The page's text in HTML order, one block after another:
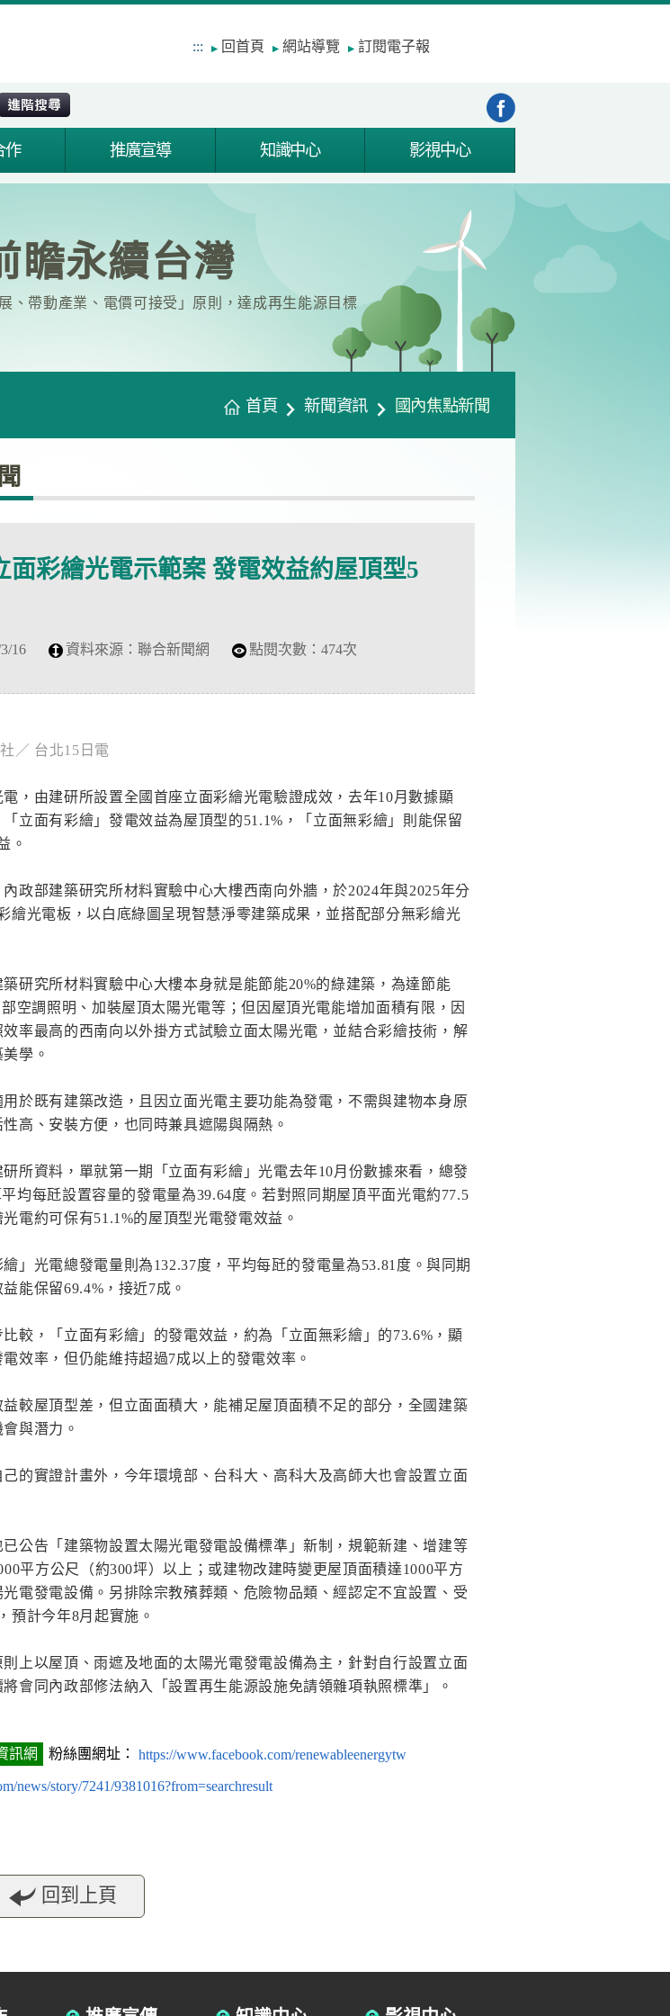
::: 回首頁 網站導覽 訂閱電子報
作 推廣宣導 知識中心 影視中心
瞻永續台灣
、帶動產業、電價可接受」原則，達成再生能源目標
首頁 新聞資訊 國內焦點新聞
面彩繪光電示範案 發電效益約屋頂型5
16 資料來源： 聯合新聞網 點閱次數： 474次
／ 台北15日電
，由建研所設置全國首座立面彩繪光電驗證成效，去年10月數據顯
立面有彩繪」發電效益為屋頂型的51.1%，「立面無彩繪」則能保留
。
政部建築研究所材料實驗中心大樓西南向外牆，於2024年與2025年分
繪光電板，以白底綠圖呈現智慧淨零建築成果，並搭配部分無彩繪光
研究所材料實驗中心大樓本身就是能節能20%的綠建築，為達節能
空調照明、加裝屋頂太陽光電等；但因屋頂光電能增加面積有限，因
率最高的西南向以外掛方式試驗立面太陽光電，並結合彩繪技術，解
學。
於既有建築改造，且因立面光電主要功能為發電，不需與建物本身原
高、安裝方便，也同時兼具遮陽與隔熱。
所資料，單就第一期「立面有彩繪」光電去年10月份數據來看，總發
均每瓩設置容量的發電量為39.64度。若對照同期屋頂平面光電約77.5
電約可保有51.1%的屋頂型光電發電效益。
」光電總發電量則為132.37度，平均每瓩的發電量為53.81度。與同期
能保留69.4%，接近7成。
較，「立面有彩繪」的發電效益，約為「立面無彩繪」的73.6%，顯
效率，但仍能維持超過7成以上的發電效率。
較屋頂型差，但立面面積大，能補足屋頂面積不足的部分，全國建築
與潛力。
的實證計畫外，今年環境部、台科大、高科大及高師大也會設置立面
公告「建築物設置太陽光電發電設備標準」新制，規範新建、增建等
平方公尺（約300坪）以上；或建物改建時變更屋頂面積達1000平方
電發電設備。另排除宗教殯葬類、危險物品類、經認定不宜設置、受
預計今年8月起實施。
上以屋頂、雨遮及地面的太陽光電發電設備為主，針對自行設置立面
會同內政部修法納入「設置再生能源設施免請領雜項執照標準」。
訊網 粉絲團網址： https://www.facebook.com/renewableenergytw
news/story/7241/9381016?from=searchresult
回到上頁